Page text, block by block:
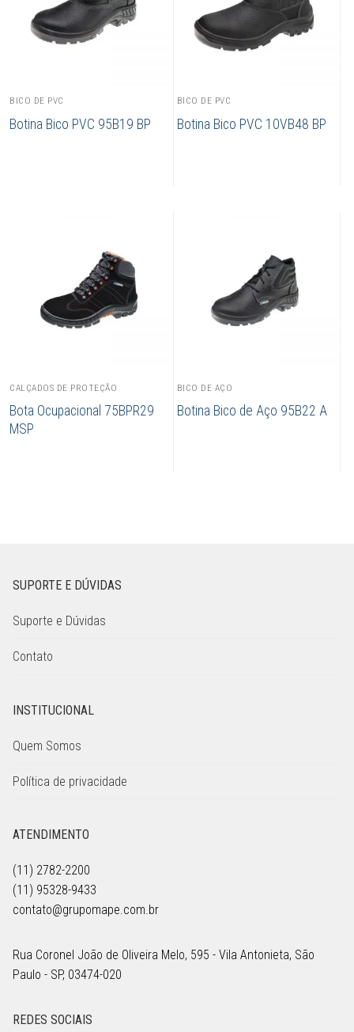
BICO DE PVC
Botina Bico PVC 95B19 BP
BICO DE PVC
Botina Bico PVC 10VB48 BP
CALÇADOS DE PROTEÇÃO
Bota Ocupacional 75BPR29
MSP
BICO DE AÇO
Botina Bico de Aço 95B22 A
SUPORTE E DÚVIDAS
Suporte e Dúvidas
Contato
INSTITUCIONAL
Quem Somos
Política de privacidade
ATENDIMENTO
(11) 2782-2200
(11) 95328-9433
contato@grupomape.com.br
Rua Coronel João de Oliveira Melo, 595 - Vila Antonieta, São
Paulo - SP, 03474-020
REDES SOCIAIS